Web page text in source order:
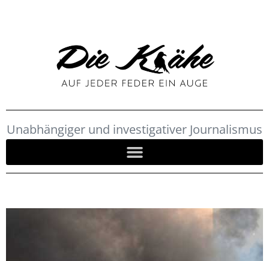
Unabhängiger und investigativer Journalismus
seit 2022